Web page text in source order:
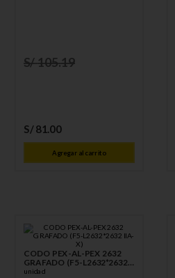
S/ 105.19
S/ 81.00
Agregar al carrito
CODO PEX-AL-PEX 2632
GRAFADO (F5-L2632*2632
IIA-X)
unidad